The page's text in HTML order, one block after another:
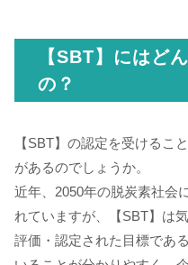
【SBT】にはど
の？
【SBT】の認定を受けるこ
があるのでしょうか。
近年、2050年の脱炭素社会
れていますが、【SBT】は
評価・認定された目標であ